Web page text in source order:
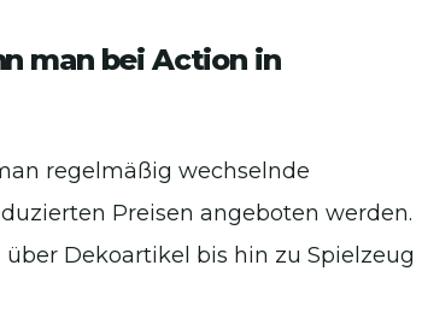
man bei Action in
regelmäßig wechselnde
Preisen angeboten werden.
Dekoartikel bis hin zu Spielzeug